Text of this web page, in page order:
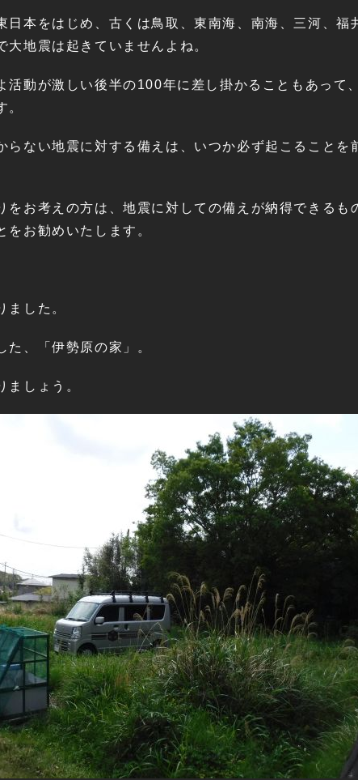
日本をはじめ、古くは鳥取、東南海、南海、三河、福
大地震は起きていませんよね。
活動が激しい後半の100年に差し掛かることもあって
。
らない地震に対する備えは、いつか必ず起こることを
をお考えの方は、地震に対しての備えが納得できるも
をお勧めいたします。
ました。
た、「伊勢原の家」。
ましょう。